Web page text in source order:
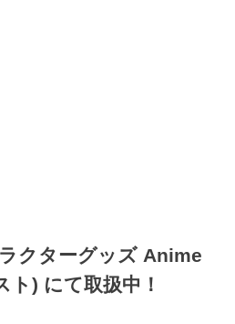
クターグッズ Anime
) にて取扱中！